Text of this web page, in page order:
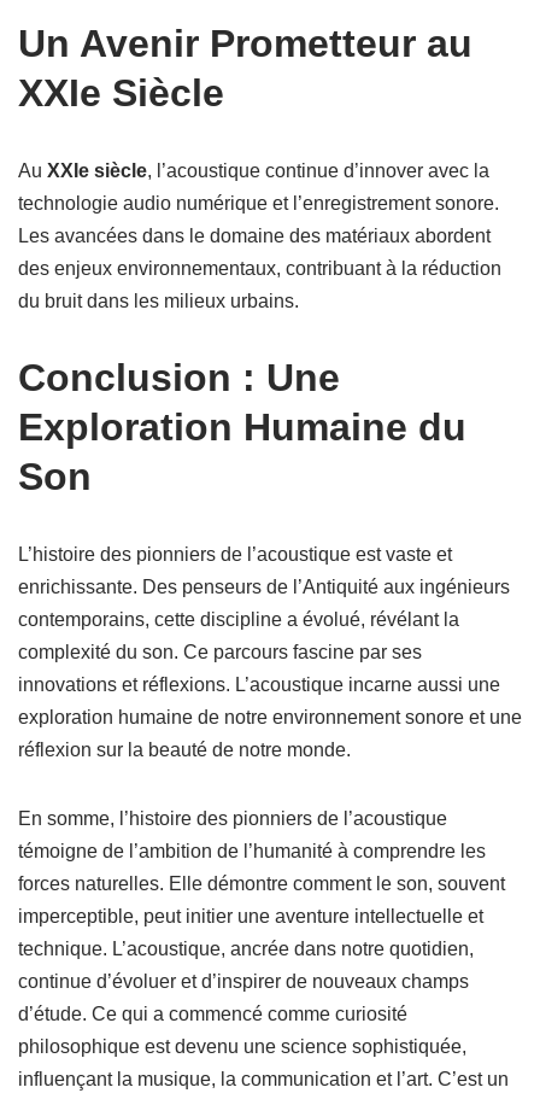
Un Avenir Prometteur au
XXIe Siècle
Au XXIe siècle, l’acoustique continue d’innover avec la
technologie audio numérique et l’enregistrement sonore.
Les avancées dans le domaine des matériaux abordent
des enjeux environnementaux, contribuant à la réduction
du bruit dans les milieux urbains.
Conclusion : Une
Exploration Humaine du
Son
L’histoire des pionniers de l’acoustique est vaste et
enrichissante. Des penseurs de l’Antiquité aux ingénieurs
contemporains, cette discipline a évolué, révélant la
complexité du son. Ce parcours fascine par ses
innovations et réflexions. L’acoustique incarne aussi une
exploration humaine de notre environnement sonore et une
réflexion sur la beauté de notre monde.
En somme, l’histoire des pionniers de l’acoustique
témoigne de l’ambition de l’humanité à comprendre les
forces naturelles. Elle démontre comment le son, souvent
imperceptible, peut initier une aventure intellectuelle et
technique. L’acoustique, ancrée dans notre quotidien,
continue d’évoluer et d’inspirer de nouveaux champs
d’étude. Ce qui a commencé comme curiosité
philosophique est devenu une science sophistiquée,
influençant la musique, la communication et l’art. C’est un